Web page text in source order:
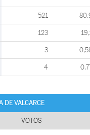
521
123
3
4
DE VALCARCE
VOTOS